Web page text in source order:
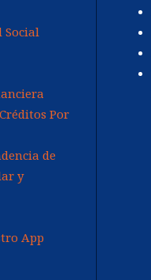
Social
Por
de
y
App